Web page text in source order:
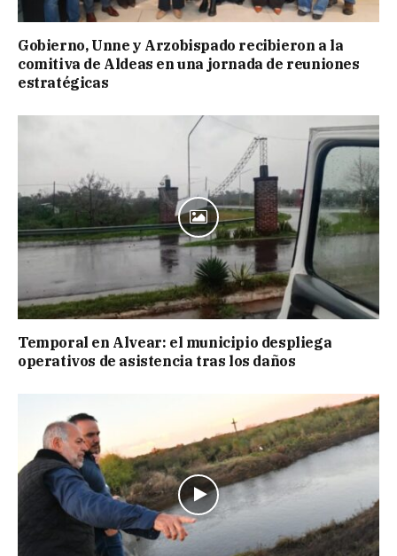
Gobierno, Unne y Arzobispado recibieron a la
comitiva de Aldeas en una jornada de reuniones
estratégicas
Temporal en Alvear: el municipio despliega
operativos de asistencia tras los daños